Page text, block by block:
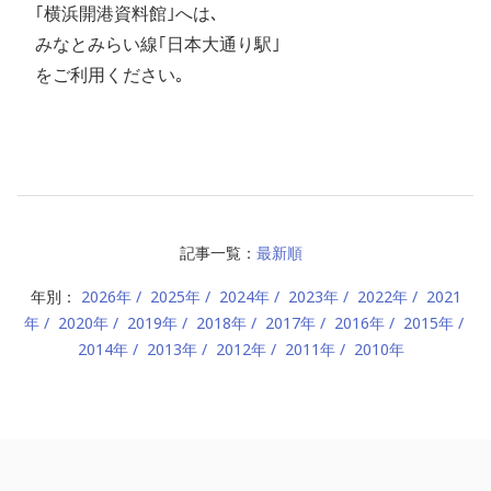
｢横浜開港資料館｣へは､
みなとみらい線｢日本大通り駅｣
をご利用ください｡
記事一覧： 最新順
年別： 2026年 2025年 2024年 2023年 2022年
2021
年
2020年 2019年 2018年 2017年 2016年
2015年
2014年
2013年 2012年 2011年 2010年